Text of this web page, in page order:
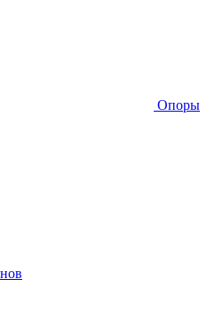
Опоры